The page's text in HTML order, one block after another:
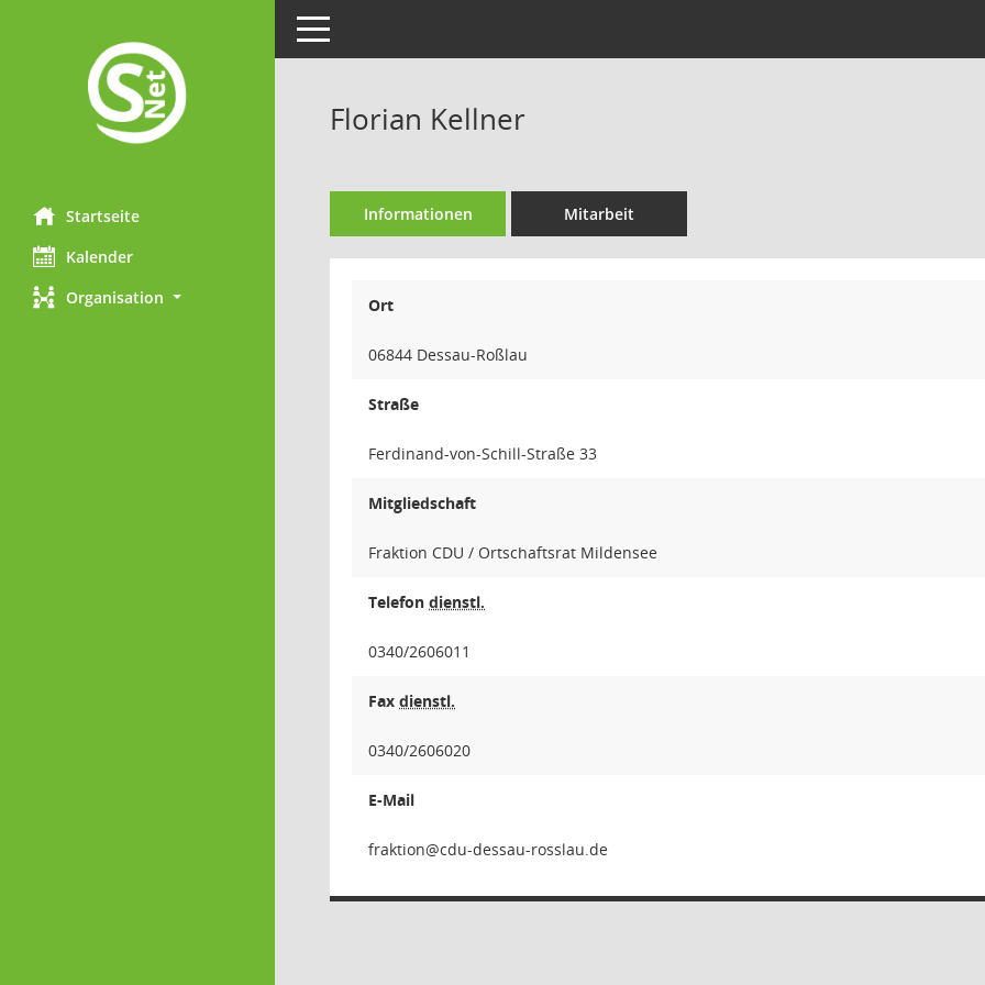
Startseite
Kalender
Organisation
Toggle navigation
Florian Kellner
Informationen Mitarbeit
Ort
06844 Dessau-Roßlau
Straße
Ferdinand-von-Schill-Straße 33
Mitgliedschaft
Fraktion CDU / Ortschaftsrat Mildensee
Telefon dienstl.
0340/2606011
Fax dienstl.
0340/2606020
E-Mail
noit